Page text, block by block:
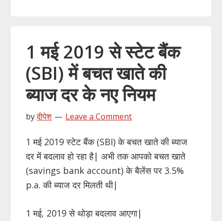
1 मई 2019 से स्टेट बैंक
(SBI) में बचत खाते की
ब्याज दर के नए नियम
byदीपेश Leave a Comment
1 मई 2019 स्टेट बैंक (SBI) के बचत खाते की ब्याज
दर में बदलाव हो रहा है| अभी तक आपको बचत खाते
(savings bank account) के बैलेंस पर 3.5%
p.a. की ब्याज दर मिलती थी|
1 मई, 2019 से थोड़ा बदलाव आएगा|